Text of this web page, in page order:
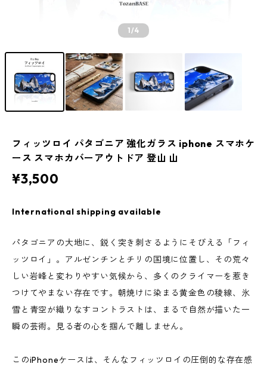
1/4
フィッツロイ パタゴニア 強化ガラス iphone スマホケ
ース スマホカバーアウトドア 登山 山
¥3,500
International shipping available
パタゴニアの大地に、鋭く突き刺さるようにそびえる「フィ
ッツロイ」。アルゼンチンとチリの国境に位置し、その荒々
しい岩峰と変わりやすい気候から、多くのクライマーを惹き
つけてやまない存在です。朝焼けに染まる黄金色の稜線、氷
雪と青空が織りなすコントラストは、まるで自然が描いた一
瞬の芸術。見る者の心を掴んで離しません。
このiPhoneケースは、そんなフィッツロイの圧倒的な存在感